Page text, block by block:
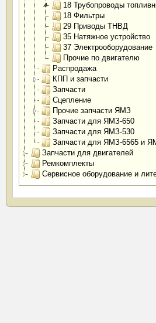
18 Трубопроводы
18 Фильтры
29 Приводы ТНВД
35 Натяжное устройство
37 Электрооборудование
Прочие по двигателю
Распродажа
КПП и запчасти
Запчасти
Сцепление
Прочие запчасти ЯМЗ
Запчасти для ЯМЗ-650
Запчасти для ЯМЗ-530
Запчасти для ЯМЗ-6565 и
Запчасти для двигателей
Ремкомплекты
Сервисное оборудование и